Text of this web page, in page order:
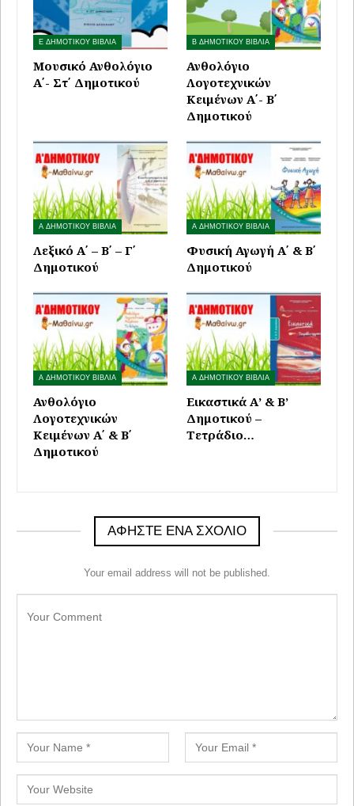
Ε ΔΗΜΟΤΙΚΟΥ ΒΙΒΛΙΑ
Μουσικό Ανθολόγιο
Α΄- Στ΄ Δημοτικού
Β ΔΗΜΟΤΙΚΟΥ ΒΙΒΛΙΑ
Ανθολόγιο
Λογοτεχνικών
Κειμένων Α΄- Β΄
Δημοτικού
Α ΔΗΜΟΤΙΚΟΥ ΒΙΒΛΙΑ
Λεξικό Α΄ – Β΄ – Γ΄
Δημοτικού
Α ΔΗΜΟΤΙΚΟΥ ΒΙΒΛΙΑ
Φυσική Αγωγή Α΄ & Β΄
Δημοτικού
Α ΔΗΜΟΤΙΚΟΥ ΒΙΒΛΙΑ
Ανθολόγιο
Λογοτεχνικών
Κειμένων A΄ & B΄
Δημοτικού
Α ΔΗΜΟΤΙΚΟΥ ΒΙΒΛΙΑ
Εικαστικά Α’ & Β’
Δημοτικού –
Τετράδιο…
ΑΦΉΣΤΕ ΈΝΑ ΣΧΌΛΙΟ
Your email address will not be published.